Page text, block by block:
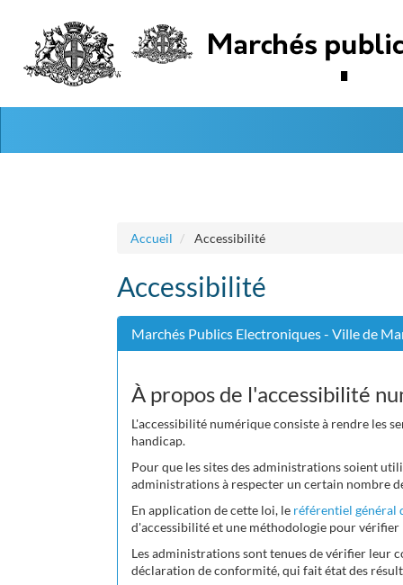
Accueil Accessibilité
Accessibilité
Marchés Publics Electroniques - Ville de
À propos de l'accessibilité
L'accessibilité numérique consiste à rendre les
handicap.
Pour que les sites des administrations soient
administrations à respecter un certain nombre
En application de cette loi, le référentiel général
d'accessibilité et une méthodologie pour
Les administrations sont tenues de vérifier leur
déclaration de conformité, qui fait état des